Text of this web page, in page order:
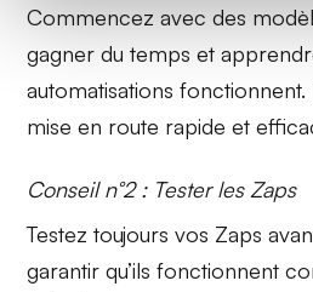
Commencez avec des
gagner du temps et
automatisations
mise en route rapide et
Conseil n°2 : Tester les Zaps
Testez toujours vos Zaps
garantir qu’ils fonctionnent